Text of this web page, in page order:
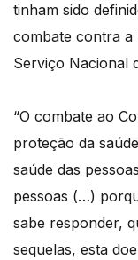
tinham sido
combate contra a
Serviço Nacional
“O combate ao
proteção da
saúde das
pessoas (…)
sabe responder,
sequelas, esta